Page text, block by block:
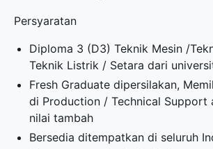
Persyaratan
Diploma 3 (D3) Teknik Mesin /
Teknik Listrik / Setara dari
Fresh Graduate dipersilakan,
di Production / Technical Support
nilai tambah
Bersedia ditempatkan di seluruh